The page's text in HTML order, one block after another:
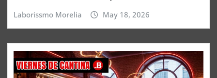
Laborissmo Morelia May 18, 2026